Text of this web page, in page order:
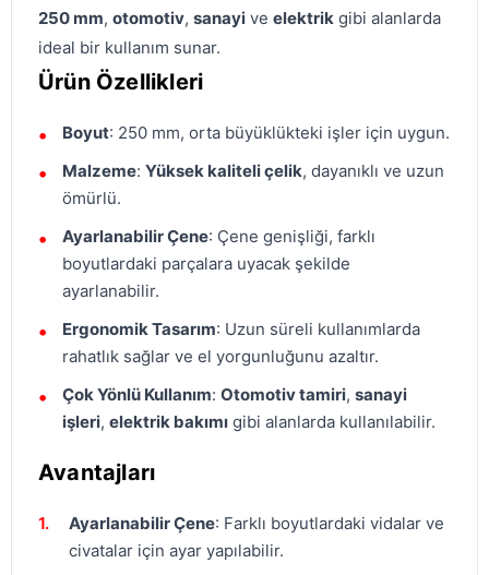
250 mm, otomotiv, sanayi ve elektrik gibi alanlarda
ideal bir kullanım sunar.
Ürün Özellikleri
Boyut: 250 mm, orta büyüklükteki işler için uygun.
Malzeme: Yüksek kaliteli çelik, dayanıklı ve uzun
ömürlü.
Ayarlanabilir Çene: Çene genişliği, farklı
boyutlardaki parçalara uyacak şekilde
ayarlanabilir.
Ergonomik Tasarım: Uzun süreli kullanımlarda
rahatlık sağlar ve el yorgunluğunu azaltır.
Çok Yönlü Kullanım: Otomotiv tamiri, sanayi
işleri, elektrik bakımı gibi alanlarda kullanılabilir.
Avantajları
Ayarlanabilir Çene: Farklı boyutlardaki vidalar ve
civatalar için ayar yapılabilir.